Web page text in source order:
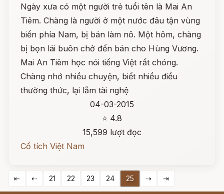
Ngày xưa có một người trẻ tuổi tên là Mai An
Tiêm. Chàng là người ở một nước đâu tận vùng
biển phía Nam, bị bán làm nô. Một hôm, chàng
bị bọn lái buôn chở đến bán cho Hùng Vương.
Mai An Tiêm học nói tiếng Việt rất chóng.
Chàng nhớ nhiều chuyện, biết nhiều điều
thường thức, lại lắm tài nghệ
04-03-2015
⭐ 4.8
15,599 lượt đọc
Cổ tích Việt Nam
⇤ ⇠ 21 22 23 24 25 ⇢ ⇥